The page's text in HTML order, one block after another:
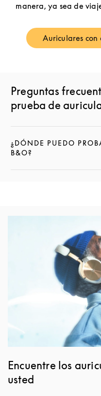
manera, ya sea de
Auriculares
Preguntas
prueba de
¿DÓNDE PUEDO
B&O?
HAZ CLIC PARA
Encuentre los
usted